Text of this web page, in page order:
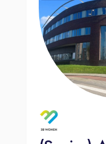
geen
ons ben je van
maar
groeien! Een
begon zonder
autobranche,
ondersteuning
een onmisbaar
Wat we van